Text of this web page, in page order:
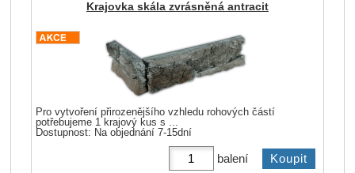
Krajovka skála zvrásněná antracit
Pro vytvoření přirozenějšího vzhledu rohových částí
potřebujeme 1 krajový kus s ...
Dostupnost: Na objednání 7-15dní
balení